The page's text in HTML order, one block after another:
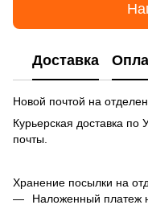
Доставка
Новой почтой на
Курьерская доставка
почты.
Хранение посылки на
Наложенный платеж